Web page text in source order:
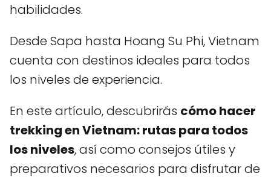
habilidades.
Desde Sapa hasta Hoang Su Phi, Vietnam
cuenta con destinos ideales para todos
los niveles de experiencia.
En este artículo, descubrirás cómo hacer
trekking en Vietnam: rutas para todos
los niveles, así como consejos útiles y
preparativos necesarios para disfrutar de